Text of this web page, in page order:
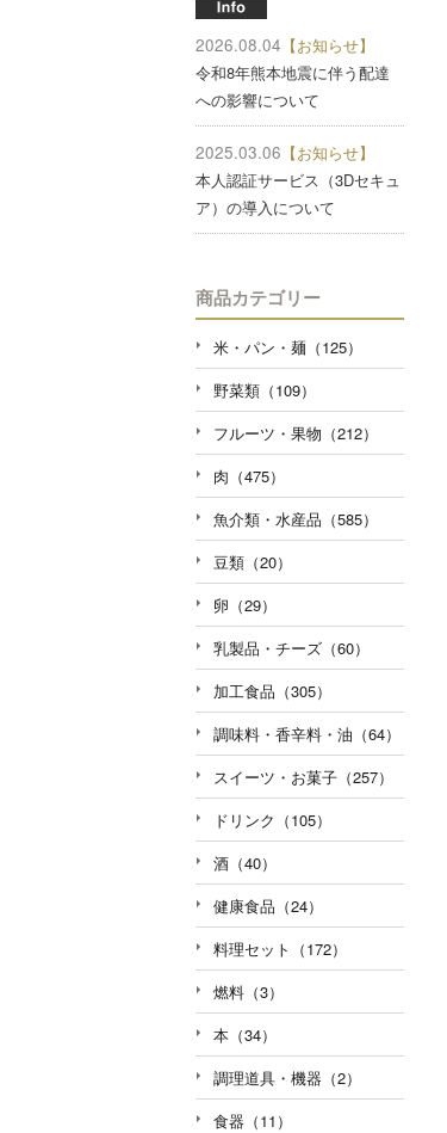
2026.08.04 【お知らせ】
令和8年熊本地震に伴う配達
への影響について
2025.03.06 【お知らせ】
本人認証サービス（3Dセキュ
ア）の導入について
商品カテゴリー
米・パン・麺（125）
野菜類（109）
フルーツ・果物（212）
肉（475）
魚介類・水産品（585）
豆類（20）
卵（29）
乳製品・チーズ（60）
加工食品（305）
調味料・香辛料・油（64）
スイーツ・お菓子（257）
ドリンク（105）
酒（40）
健康食品（24）
料理セット（172）
燃料（3）
本（34）
調理道具・機器（2）
食器（11）